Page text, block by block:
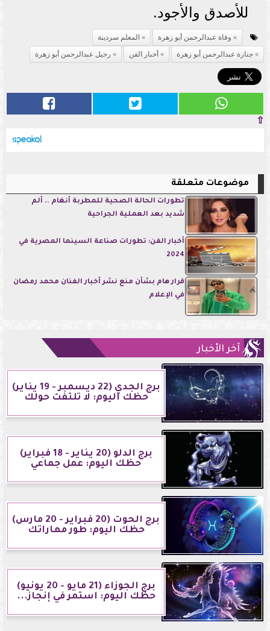
للأصدق والأجود.
وفاة عبدالرحمن أبو زهرة
المعلم سردينة
جنازة عبدالرحمن أبو زهرة
أخبار الفن رحيل عبدالرحمن أبو زهرة
⇧
موضوعات متعلقة
تطورات الحالة الصحية للمطربة أنغام .. ألم
شديد بعد العملية الجراحية
أخبار الفن: تطورات صناعة السينما المصرية في
2024
قرار هام بشأن منع نشر أخبار الفنان محمد رمضان
في الإعلام
آخر الأخبار
برج الجدي (22 ديسمبر - 19 يناير)
حظك اليوم: لا تلتفت حولك
برج الدلو (20 يناير - 18 فبراير)
حظك اليوم: عمل جماعي
برج الحوت (20 فبراير - 20 مارس)
حظك اليوم: طور مهاراتك
برج الجوزاء (21 مايو - 20 يونيو)
حظك اليوم: استمر في إنجاز...